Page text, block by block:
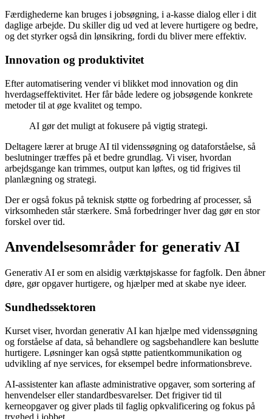
Færdighederne kan bruges i jobsøgning, i a-kasse dialog eller i dit
daglige arbejde. Du skiller dig ud ved at levere hurtigere og bedre,
og det styrker også din lønsikring, fordi du bliver mere effektiv.
Innovation og produktivitet
Efter automatisering vender vi blikket mod innovation og din
hverdagseffektivitet. Her får både ledere og jobsøgende konkrete
metoder til at øge kvalitet og tempo.
AI gør det muligt at fokusere på vigtig strategi.
Deltagere lærer at bruge AI til videnssøgning og dataforståelse, så
beslutninger træffes på et bedre grundlag. Vi viser, hvordan
arbejdsgange kan trimmes, output kan løftes, og tid frigives til
planlægning og strategi.
Der er også fokus på teknisk støtte og forbedring af processer, så
virksomheden står stærkere. Små forbedringer hver dag gør en stor
forskel over tid.
Anvendelsesområder for generativ AI
Generativ AI er som en alsidig værktøjskasse for fagfolk. Den åbner
døre, gør opgaver hurtigere, og hjælper med at skabe nye ideer.
Sundhedssektoren
Kurset viser, hvordan generativ AI kan hjælpe med videnssøgning
og forståelse af data, så behandlere og sagsbehandlere kan beslutte
hurtigere. Løsninger kan også støtte patientkommunikation og
udvikling af nye services, for eksempel bedre informationsbreve.
AI-assistenter kan aflaste administrative opgaver, som sortering af
henvendelser eller standardbesvarelser. Det frigiver tid til
kerneopgaver og giver plads til faglig opkvalificering og fokus på
tryghed i jobbet.